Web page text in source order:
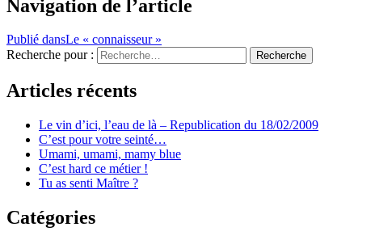
Navigation de l’article
Publié dansLe « connaisseur »
Recherche pour :
Recherche
Articles récents
Le vin d’ici, l’eau de là – Republication du 18/02/2009
C’est pour votre seinté…
Umami, umami, mamy blue
C’est hard ce métier !
Tu as senti Maître ?
Catégories